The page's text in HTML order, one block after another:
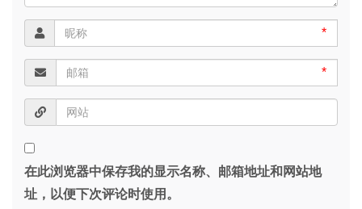
*
*
在此浏览器中保存我的显示名称、邮箱地址和网站地
址，以便下次评论时使用。